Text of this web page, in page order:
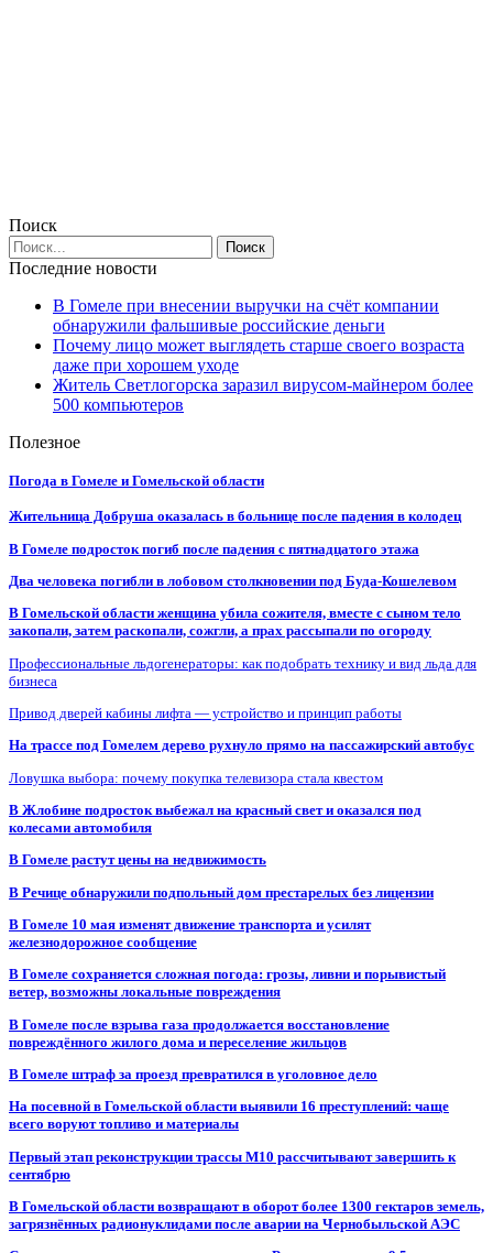
Поиск
Последние новости
В Гомеле при внесении выручки на счёт компании
обнаружили фальшивые российские деньги
Почему лицо может выглядеть старше своего возраста
даже при хорошем уходе
Житель Светлогорска заразил вирусом-майнером более
500 компьютеров
Полезное
Погода в Гомеле и Гомельской области
Жительница Добруша оказалась в больнице после падения в колодец
В Гомеле подросток погиб после падения с пятнадцатого этажа
Два человека погибли в лобовом столкновении под Буда-Кошелевом
В Гомельской области женщина убила сожителя, вместе с сыном тело
закопали, затем раскопали, сожгли, а прах рассыпали по огороду
Профессиональные льдогенераторы: как подобрать технику и вид льда для
бизнеса
Привод дверей кабины лифта — устройство и принцип работы
На трассе под Гомелем дерево рухнуло прямо на пассажирский автобус
Ловушка выбора: почему покупка телевизора стала квестом
В Жлобине подросток выбежал на красный свет и оказался под
колесами автомобиля
В Гомеле растут цены на недвижимость
В Речице обнаружили подпольный дом престарелых без лицензии
В Гомеле 10 мая изменят движение транспорта и усилят
железнодорожное сообщение
В Гомеле сохраняется сложная погода: грозы, ливни и порывистый
ветер, возможны локальные повреждения
В Гомеле после взрыва газа продолжается восстановление
повреждённого жилого дома и переселение жильцов
В Гомеле штраф за проезд превратился в уголовное дело
На посевной в Гомельской области выявили 16 преступлений: чаще
всего воруют топливо и материалы
Первый этап реконструкции трассы М10 рассчитывают завершить к
сентябрю
В Гомельской области возвращают в оборот более 1300 гектаров земель,
загрязнённых радионуклидами после аварии на Чернобыльской АЭС